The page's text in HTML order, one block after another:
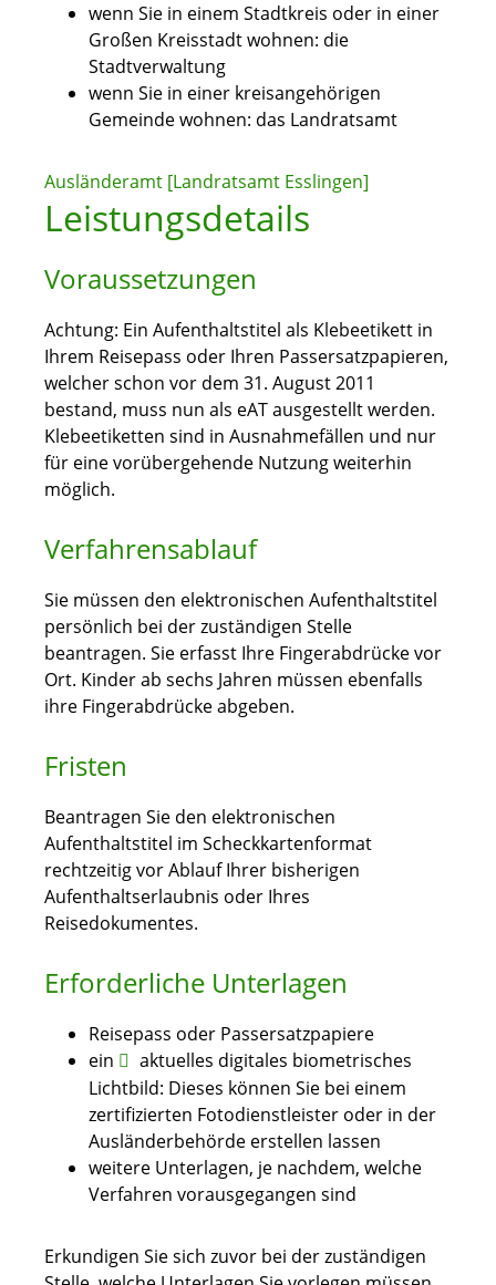
wenn Sie in einem Stadtkreis oder in einer
Großen Kreisstadt wohnen: die
Stadtverwaltung
wenn Sie in einer kreisangehörigen
Gemeinde wohnen: das Landratsamt
Ausländeramt [Landratsamt Esslingen]
Leistungsdetails
Voraussetzungen
Achtung: Ein Aufenthaltstitel als Klebeetikett in
Ihrem Reisepass oder Ihren Passersatzpapieren,
welcher schon vor dem 31. August 2011
bestand, muss nun als eAT ausgestellt werden.
Klebeetiketten sind in Ausnahmefällen und nur
für eine vorübergehende Nutzung weiterhin
möglich.
Verfahrensablauf
Sie müssen den elektronischen Aufenthaltstitel
persönlich bei der zuständigen Stelle
beantragen. Sie erfasst Ihre Fingerabdrücke vor
Ort. Kinder ab sechs Jahren müssen ebenfalls
ihre Fingerabdrücke abgeben.
Fristen
Beantragen Sie den elektronischen
Aufenthaltstitel im Scheckkartenformat
rechtzeitig vor Ablauf Ihrer bisherigen
Aufenthaltserlaubnis oder Ihres
Reisedokumentes.
Erforderliche Unterlagen
Reisepass oder Passersatzpapiere
ein
aktuelles digitales biometrisches
Lichtbild: Dieses können Sie bei einem
zertifizierten Fotodienstleister oder in der
Ausländerbehörde erstellen lassen
weitere Unterlagen, je nachdem, welche
Verfahren vorausgegangen sind
Erkundigen Sie sich zuvor bei der zuständigen